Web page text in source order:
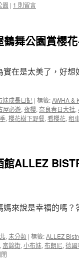
園 | 1 則留言
鶴舞公園賞櫻
在是太美了，好
妹成長日記 | 標籤:AWHA &
屋必遊, 夜櫻, 奈良春日大社,
, 櫻花樹下野餐, 看櫻花, 租
館ALLEZ
來說是幸福的嗎
, 未分類 | 標籤:ALLEZ
, 富錦街, 小布妹, 布朗尼, 德國